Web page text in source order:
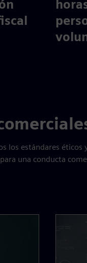
los estándares
una conducta